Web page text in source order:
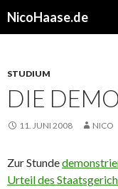
NicoHaase.de
STUDIUM
DIE
11. JUNI 2008 NICO
Zur Stunde
Urteil des